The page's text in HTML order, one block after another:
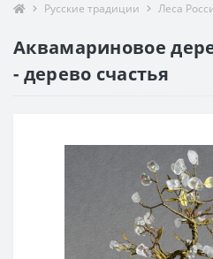
Русские традиции Леса
Аквамариновое
- дерево счастья